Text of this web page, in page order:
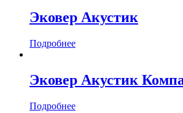
Эковер Акустик
Подробнее
Эковер Акустик
Подробнее